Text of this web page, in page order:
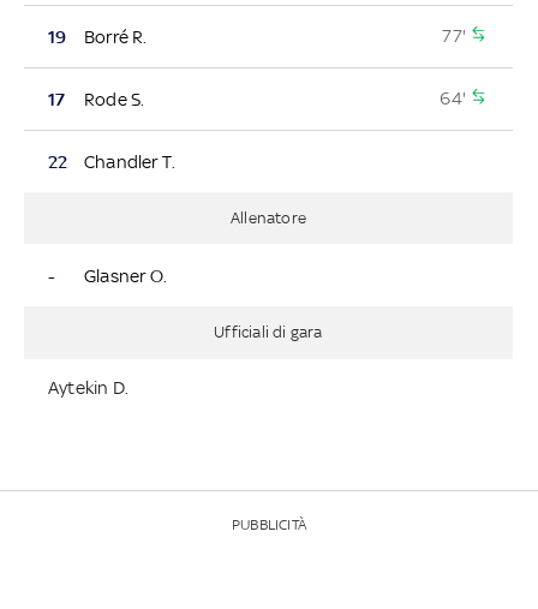
19 Borré R. 77'
17 Rode S. 64'
22 Chandler T.
Allenatore
- Glasner O.
Ufficiali di gara
Aytekin D.
PUBBLICITÀ